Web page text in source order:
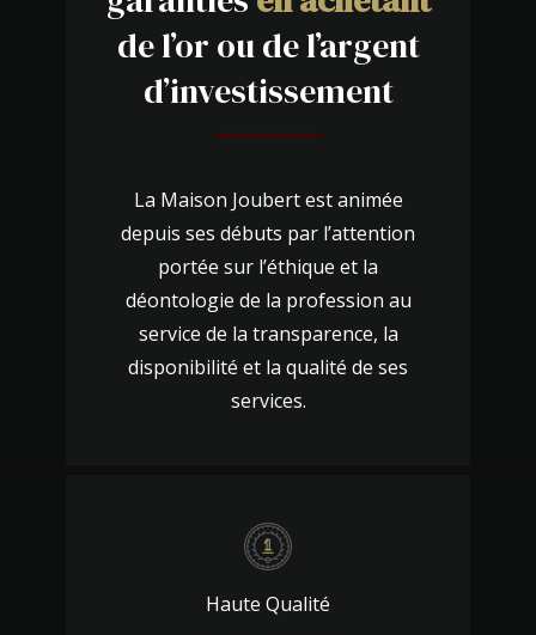
de l’or ou de l’argent
d’investissement
La Maison Joubert est animée
depuis ses débuts par l’attention
portée sur l’éthique et la
déontologie de la profession au
service de la transparence, la
disponibilité et la qualité de ses
services.
Haute Qualité